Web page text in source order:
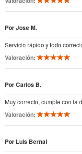
Por Jose M.
Servicio rápido y todo
Valoración:
Por Carlos B.
Muy correcto, cumple con la
Valoración:
Por Luis Bernal